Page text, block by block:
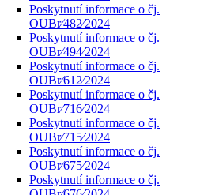
Poskytnutí informace o čj.
OUBr⁄482⁄2024
Poskytnutí informace o čj.
OUBr⁄494⁄2024
Poskytnutí informace o čj.
OUBr⁄612⁄2024
Poskytnutí informace o čj.
OUBr⁄716⁄2024
Poskytnutí informace o čj.
OUBr⁄715⁄2024
Poskytnutí informace o čj.
OUBr⁄675⁄2024
Poskytnutí informace o čj.